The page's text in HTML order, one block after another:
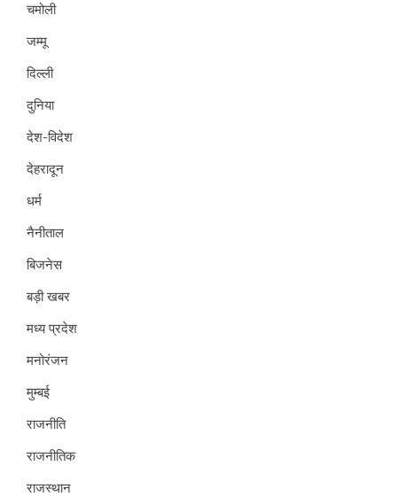
चमोली
जम्मू
दिल्ली
दुनिया
देश-विदेश
देहरादून
धर्म
नैनीताल
बिजनेस
बड़ी खबर
मध्य प्रदेश
मनोरंजन
मुम्बई
राजनीति
राजनीतिक
राजस्थान